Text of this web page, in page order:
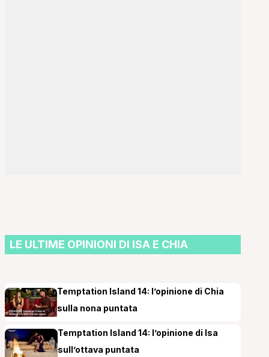
LE ULTIME OPINIONI DI ISA E CHIA
Temptation Island 14: l’opinione di Chia
sulla nona puntata
Temptation Island 14: l’opinione di Isa
sull’ottava puntata